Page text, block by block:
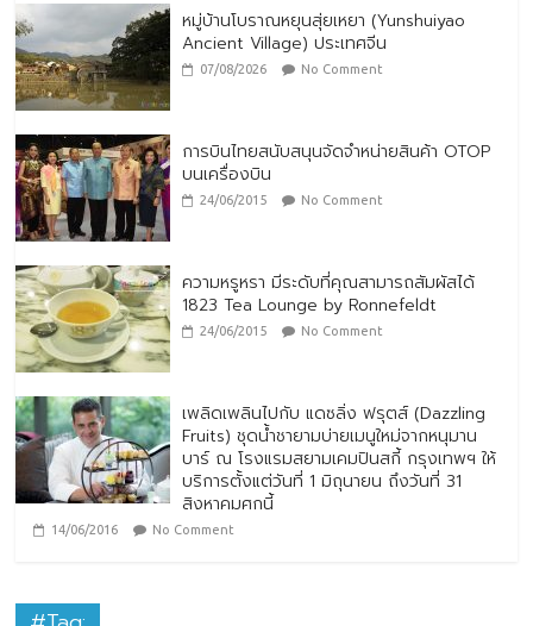
หมู่บ้านโบราณหยุนสุ่ยเหยา (Yunshuiyao
Ancient Village) ประเทศจีน
07/08/2026 No Comment
การบินไทยสนับสนุนจัดจำหน่ายสินค้า OTOP
บนเครื่องบิน
24/06/2015 No Comment
ความหรูหรา มีระดับที่คุณสามารถสัมผัสได้
1823 Tea Lounge by Ronnefeldt
24/06/2015 No Comment
เพลิดเพลินไปกับ แดซลิ่ง ฟรุตส์ (Dazzling
Fruits) ชุดน้ำชายามบ่ายเมนูใหม่จากหนุมาน
บาร์ ณ โรงแรมสยามเคมปินสกี้ กรุงเทพฯ ให้
บริการตั้งแต่วันที่ 1 มิถุนายน ถึงวันที่ 31
สิงหาคมศกนี้
14/06/2016 No Comment